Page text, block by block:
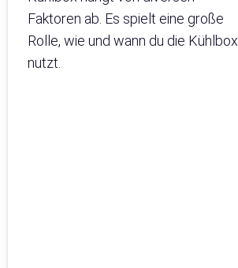
Faktoren ab. Es spielt eine große
Rolle, wie und wann du die Kühlbox
nutzt.